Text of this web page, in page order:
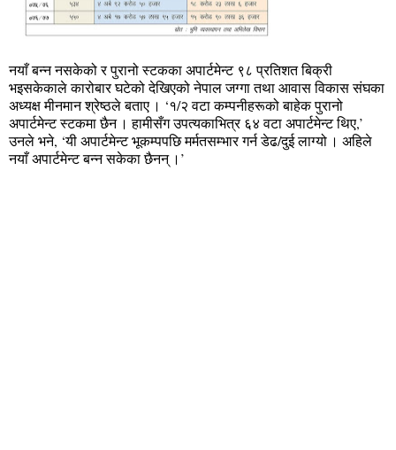
नयाँ बन्न नसकेको र पुरानो स्टकका अपार्टमेन्ट ९८ प्रतिशत बिक्री
भइसकेकाले कारोबार घटेको देखिएको नेपाल जग्गा तथा आवास विकास संघका
अध्यक्ष मीनमान श्रेष्ठले बताए । ‘१/२ वटा कम्पनीहरूको बाहेक पुरानो
अपार्टमेन्ट स्टकमा छैन । हामीसँग उपत्यकाभित्र ६४ वटा अपार्टमेन्ट थिए,’
उनले भने, ‘यी अपार्टमेन्ट भूकम्पपछि मर्मतसम्भार गर्न डेढ/दुई लाग्यो । अहिले
नयाँ अपार्टमेन्ट बन्न सकेका छैनन् ।’